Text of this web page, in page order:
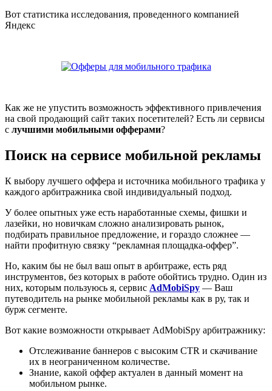
Вот статистика исследования, проведенного компанией
Яндекс
Как же не упустить возможность эффективного привлечения
на свой продающий сайт таких посетителей? Есть ли сервисы
с лучшими мобильными офферами?
Поиск на сервисе мобильной рекламы
К выбору лучшего оффера и источника мобильного трафика у
каждого арбитражника свой индивидуальный подход.
У более опытных уже есть наработанные схемы, фишки и
лазейки, но новичкам сложно анализировать рынок,
подбирать правильное предложение, и гораздо сложнее —
найти профитную связку “рекламная площадка-оффер”.
Но, каким бы не был ваш опыт в арбитраже, есть ряд
инструментов, без которых в работе обойтись трудно. Один из
них, которым пользуюсь я, сервис AdMobiSpy — Ваш
путеводитель на рынке мобильной рекламы как в ру, так и
бурж сегменте.
Вот какие возможности открывает AdMobiSpy арбитражнику:
Отслеживание баннеров с высоким CTR и скачивание
их в неограниченном количестве.
Знание, какой оффер актуален в данный момент на
мобильном рынке.